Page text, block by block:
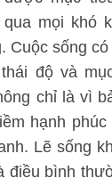
mọi khó
Cuộc sống
độ và
chỉ là vì
hạnh
Lẽ sống
điều bình